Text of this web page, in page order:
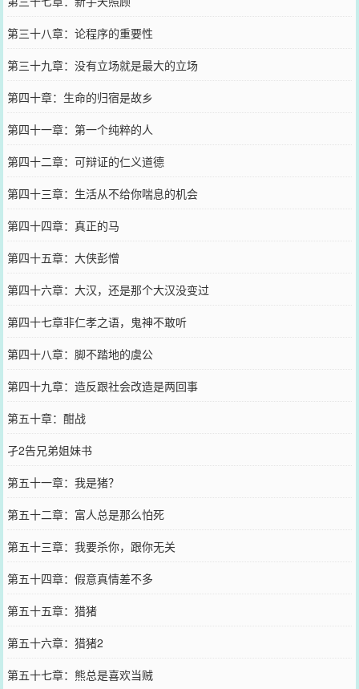
第三十八章：论程序的重要性
第三十九章：没有立场就是最大的立场
第四十章：生命的归宿是故乡
第四十一章：第一个纯粹的人
第四十二章：可辩证的仁义道德
第四十三章：生活从不给你喘息的机会
第四十四章：真正的马
第四十五章：大侠彭憎
第四十六章：大汉，还是那个大汉没变过
第四十七章非仁孝之语，鬼神不敢听
第四十八章：脚不踏地的虞公
第四十九章：造反跟社会改造是两回事
第五十章：酣战
孑2告兄弟姐妹书
第五十一章：我是猪？
第五十二章：富人总是那么怕死
第五十三章：我要杀你，跟你无关
第五十四章：假意真情差不多
第五十五章：猎猪
第五十六章：猎猪2
第五十七章：熊总是喜欢当贼